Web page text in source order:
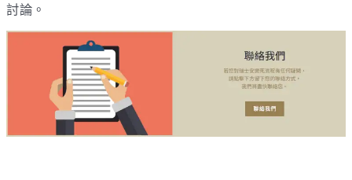
討論。